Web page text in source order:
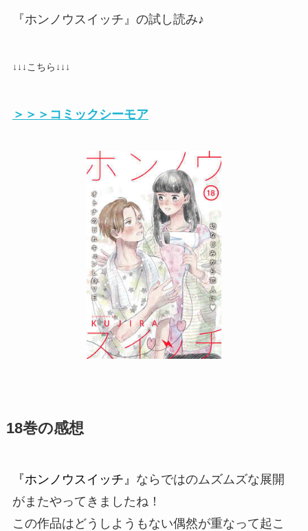
『ホンノウスイッチ』の試し読み♪
↓↓↓こちら↓↓↓
＞＞＞コミックシーモア
18巻の感想
『ホンノウスイッチ』 ならではのムズムズな展開
がまたやってきましたね！
この作品はどうしようもない偶然が重なって起こ